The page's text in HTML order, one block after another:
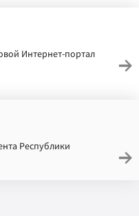
Интернет-портал
Республики